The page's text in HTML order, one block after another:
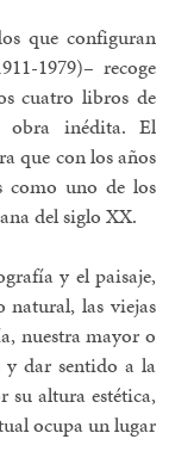
que configuran
1979)– recoge
cuatro libros de
obra inédita. El
que con los años
como uno de los
del siglo XX.
y el paisaje,
natural, las viejas
nuestra mayor o
y dar sentido a la
su altura estética,
ocupa un lugar